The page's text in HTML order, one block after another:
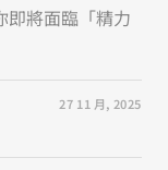
即將面臨「精力
27 11 月, 2025